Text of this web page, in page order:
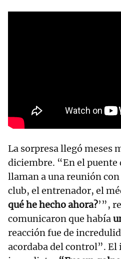
La sorpresa llegó meses
diciembre. “En el puente
llaman a una reunión
club, el entrenador, el
qué he hecho ahora?’”,
comunicaron que había
reacción fue de
acordaba del control”. El